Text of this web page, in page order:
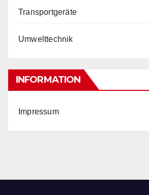
Transportgeräte
Umwelttechnik
INFORMATION
Impressum